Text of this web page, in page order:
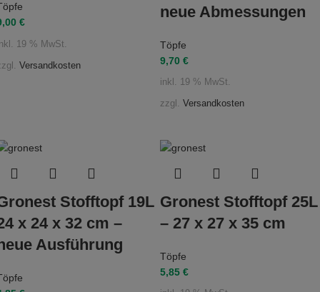
€
19 % MwSt.
Versandkosten
neue Abmessungen
Töpfe
9,70 €
inkl. 19 % MwSt.
zzgl. Versandkosten
Stofftopf 19L
x 24 x 32 cm –
Ausführung
Gronest Stofftopf 25L
– 27 x 27 x 35 cm
Töpfe
5,85 €